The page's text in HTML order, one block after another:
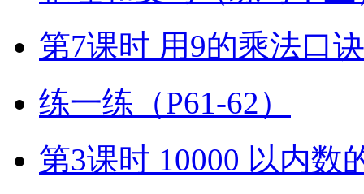
第7课时 用9的乘法口
练一练（P61-62）
第3课时 10000 以内数